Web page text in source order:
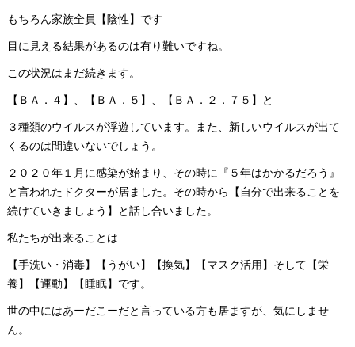
もちろん家族全員【陰性】です
目に見える結果があるのは有り難いですね。
この状況はまだ続きます。
【ＢＡ．４】、【ＢＡ．５】、【ＢＡ．２．７５】と
３種類のウイルスが浮遊しています。また、新しいウイルスが出て
くるのは間違いないでしょう。
２０２０年１月に感染が始まり、その時に『５年はかかるだろう』
と言われたドクターが居ました。その時から【自分で出来ることを
続けていきましょう】と話し合いました。
私たちが出来ることは
【手洗い・消毒】【うがい】【換気】【マスク活用】そして【栄
養】【運動】【睡眠】です。
世の中にはあーだこーだと言っている方も居ますが、気にしませ
ん。